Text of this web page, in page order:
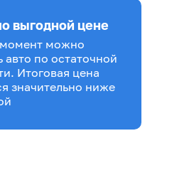
можно
авто по остаточной
Итоговая цена
значительно ниже
выгодной цене